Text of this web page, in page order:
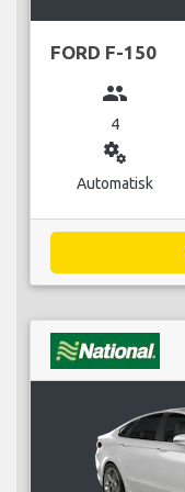
FORD F-150
group
4
miscellaneous_services
Automatisk